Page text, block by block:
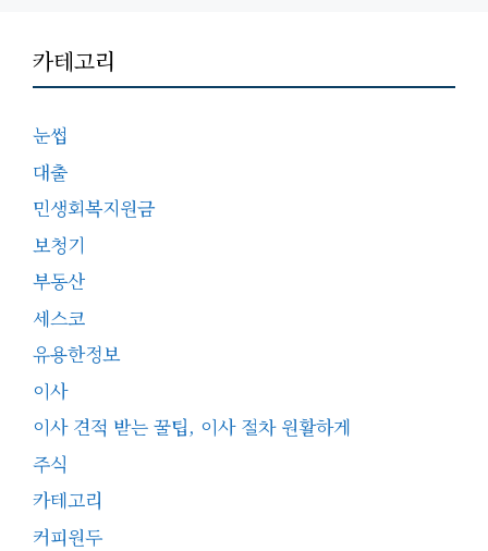
카테고리
눈썹
대출
민생회복지원금
보청기
부동산
세스코
유용한정보
이사
이사 견적 받는 꿀팁, 이사 절차 원활하게
주식
카테고리
커피원두